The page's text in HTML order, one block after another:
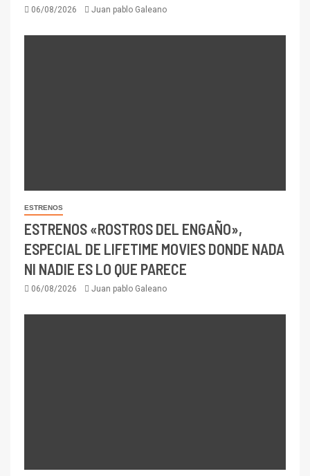
06/08/2026 Juan pablo Galeano
ESTRENOS
ESTRENOS «ROSTROS DEL ENGAÑO»,
ESPECIAL DE LIFETIME MOVIES DONDE NADA
NI NADIE ES LO QUE PARECE
06/08/2026 Juan pablo Galeano